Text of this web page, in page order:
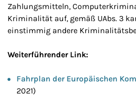
Zahlungsmitteln,
Kriminalität auf, gemäß UAbs. 3
einstimmig andere
Weiterführender Link:
Fahrplan der Europäischen
2021)